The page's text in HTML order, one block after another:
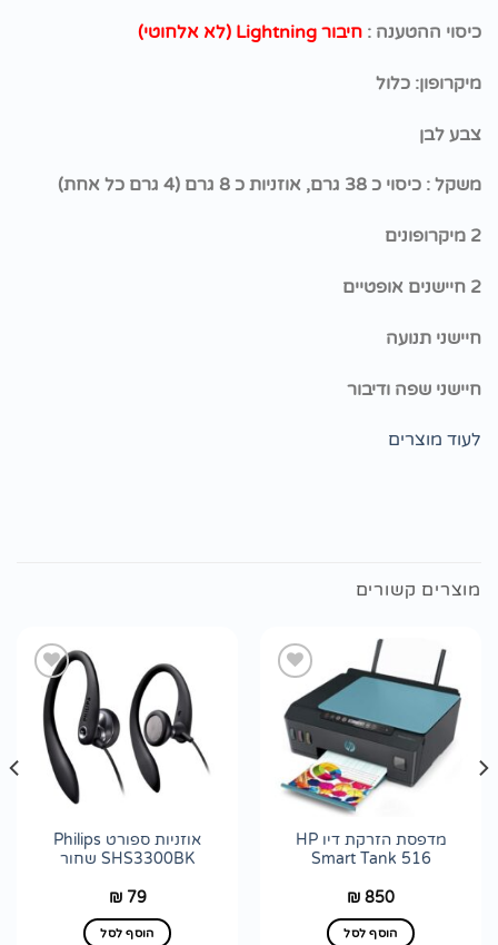
כיסוי ההטענה : חיבור Lightning (לא אלחוטי)
מיקרופון: כלול
צבע לבן
משקל : כיסוי כ 38 גרם, אוזניות כ 8 גרם (4 גרם כל אחת)
2 מיקרופונים
2 חיישנים אופטיים
חיישני תנועה
חיישני שפה ודיבור
לעוד מוצרים
מוצרים קשורים
הוסף
לרשימת
wishlist
מדפסת ‏הזרקת דיו HP
Smart Tank 516
₪ 850
הוסף לסל
הוסף
לרשימת
wishlist
אוזניות ספורט Philips
SHS3300BK שחור
₪79
הוסף לסל